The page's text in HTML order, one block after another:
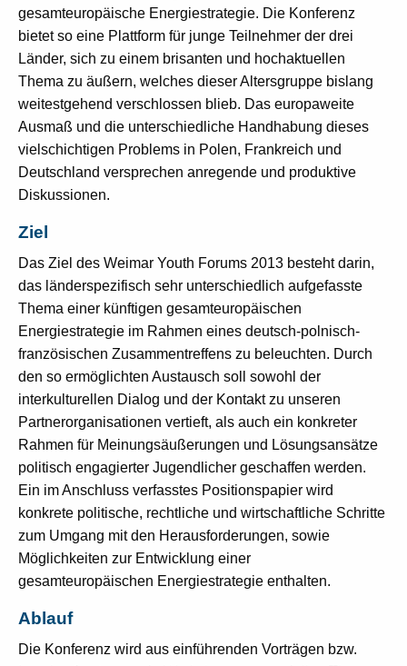
gesamteuropäische Energiestrategie. Die Konferenz
bietet so eine Plattform für junge Teilnehmer der drei
Länder, sich zu einem brisanten und hochaktuellen
Thema zu äußern, welches dieser Altersgruppe bislang
weitestgehend verschlossen blieb. Das europaweite
Ausmaß und die unterschiedliche Handhabung dieses
vielschichtigen Problems in Polen, Frankreich und
Deutschland versprechen anregende und produktive
Diskussionen.
Ziel
Das Ziel des Weimar Youth Forums 2013 besteht darin,
das länderspezifisch sehr unterschiedlich aufgefasste
Thema einer künftigen gesamteuropäischen
Energiestrategie im Rahmen eines deutsch-polnisch-
französischen Zusammentreffens zu beleuchten. Durch
den so ermöglichten Austausch soll sowohl der
interkulturellen Dialog und der Kontakt zu unseren
Partnerorganisationen vertieft, als auch ein konkreter
Rahmen für Meinungsäußerungen und Lösungsansätze
politisch engagierter Jugendlicher geschaffen werden.
Ein im Anschluss verfasstes Positionspapier wird
konkrete politische, rechtliche und wirtschaftliche Schritte
zum Umgang mit den Herausforderungen, sowie
Möglichkeiten zur Entwicklung einer
gesamteuropäischen Energiestrategie enthalten.
Ablauf
Die Konferenz wird aus einführenden Vorträgen bzw.